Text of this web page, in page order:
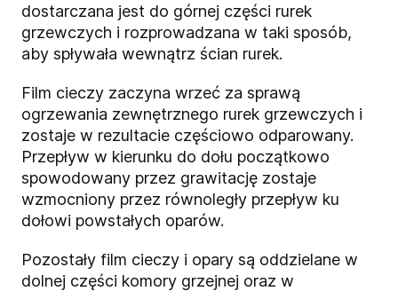
dostarczana jest do górnej części rurek
grzewczych i rozprowadzana w taki sposób,
aby spływała wewnątrz ścian rurek.
Film cieczy zaczyna wrzeć za sprawą
ogrzewania zewnętrznego rurek grzewczych i
zostaje w rezultacie częściowo odparowany.
Przepływ w kierunku do dołu początkowo
spowodowany przez grawitację zostaje
wzmocniony przez równoległy przepływ ku
dołowi powstałych oparów.
Pozostały film cieczy i opary są oddzielane w
dolnej części komory grzejnej oraz w